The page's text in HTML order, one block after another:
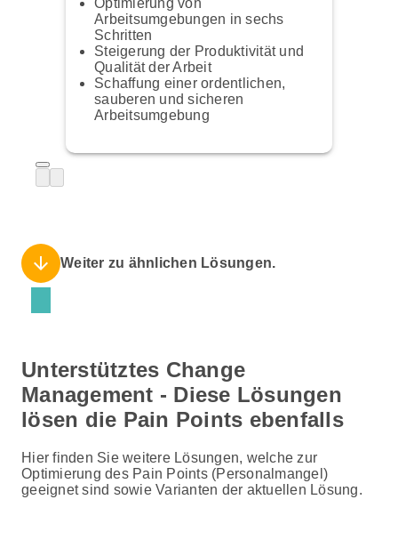
Optimierung von
Arbeitsumgebungen in sechs
Schritten
Steigerung der Produktivität und
Qualität der Arbeit
Schaffung einer ordentlichen,
sauberen und sicheren
Arbeitsumgebung
arrow_downward Weiter zu ähnlichen Lösungen.
Unterstütztes Change
Management - Diese Lösungen
lösen die Pain Points ebenfalls
Hier finden Sie weitere Lösungen, welche zur
Optimierung des Pain Points (Personalmangel)
geeignet sind sowie Varianten der aktuellen Lösung.